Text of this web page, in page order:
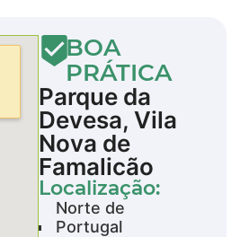
BOA
PRÁTICA
Parque da
Devesa, Vila
Nova de
Famalicão
Localização:
Norte de
Portugal